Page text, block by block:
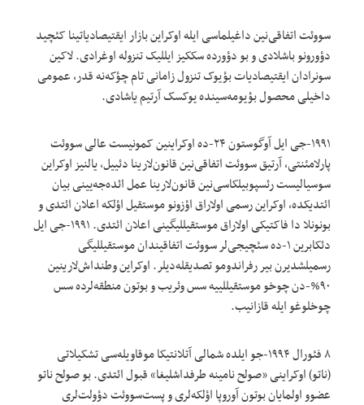
سووئت اتفاقی‌نین داغیلماسی ایله اوکراین بازار ایقتیصادیاتینا کئچید
دؤورونو باشلادی و بو دؤورده سککیز ایللیک تنزوله اوغرادی. لاکین
سونرادان ایقتیصادیات بؤیوک تنزول زامانی تام چؤکه‌نه قدر، عمومی
داخیلی محصول بؤیومه‌سینده یوکسک آرتیم یاشادی.
۱۹۹۱-جی ایل آوگوستون ۲۴-ده اوکراینین کمونیست عالی سووئت
پارلامئنتی، آرتیق سووئت اتفاقی‌نین قانون‌لارینا دئییل، یالنیز اوکراین
سوسیالیست رئسپوبیلکاسی‌نین قانون‌لارینا عمل ائده‌جه‌یینی بیان
ائتدیکده، اوکراین رسمی اولاراق اؤزونو موستقیل اؤلکه اعلان ائتدی و
بونونلا دا فاکتیکی اولاراق موستقیللیگینی اعلان ائتدی. ۱۹۹۱-جی ایل
دئکابرین ۱-ده سئچیجی‌لر سووئت اتفاقیندان موستقیللیگی
رسمیلشدیرن بیر رفراندومو تصدیقله‌دیلر. اوکراین وطنداش‌لارینین
۹۰%-دن چوخو موستقیللییه سس وئریب و بوتون منطقه‌لرده سس
چوخلوغو ایله قازانیب.
۸ فئورال ۱۹۹۴-جو ایلده شمالی آتلانتیکا موقاویله‌سی تشکیلاتی
(ناتو) اوکراینی «صولح نامینه طرفداشلیغا» قبول ائتدی. بو صولح ناتو
عضوو اولمایان بوتون آوروپا اؤلکه‌لری و پست‌سووئت دؤولت‌لری